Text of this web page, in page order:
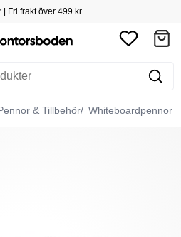
| Fri frakt över 499 kr
& Tillbehör Whiteboardpennor